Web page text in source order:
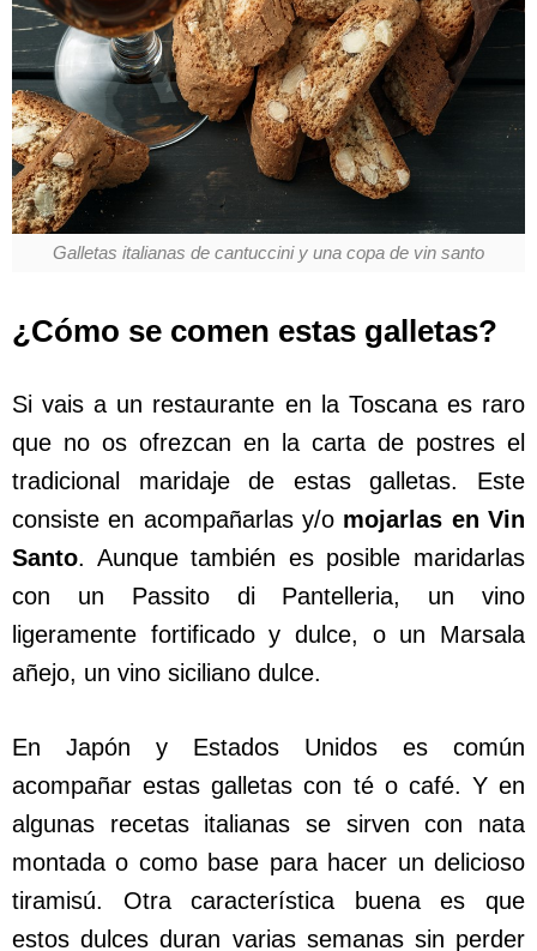
Galletas italianas de cantuccini y una copa de vin santo
¿Cómo se comen estas galletas?
Si vais a un restaurante en la Toscana es raro
que no os ofrezcan en la carta de postres el
tradicional maridaje de estas galletas. Este
consiste en acompañarlas y/o mojarlas en Vin
Santo. Aunque también es posible maridarlas
con un Passito di Pantelleria, un vino
ligeramente fortificado y dulce, o un Marsala
añejo, un vino siciliano dulce.
En Japón y Estados Unidos es común
acompañar estas galletas con té o café. Y en
algunas recetas italianas se sirven con nata
montada o como base para hacer un delicioso
tiramisú. Otra característica buena es que
estos dulces duran varias semanas sin perder